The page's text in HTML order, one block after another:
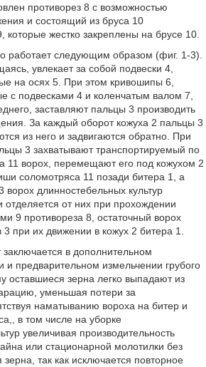
противорез 8 с возможностью
и состоящий из бруса 10
жестко закреплены на брусе 10.
работает следующим образом (фиг. 1-3).
увлекает за собой подвески 4,
на осях 5. При этом кривошипы 6,
с подвесками 4 и коленчатым валом 7,
заставляют пальцы 3 производить
За каждый оборот кожуха 2 пальцы 3
из него и задвигаются обратно. При
3 захватывают транспортируемый по
11 ворох, перемещают его под кожухом 2
соломотряса 11 позади битера 1, а
длинностебельных культур
отделяется от них при прохождении
9 противореза 8, остаточный ворох
3 при их движении в кожух 2 битера 1.
заключается в дополнительном
и предварительном измельчении грубого
оставшиеся зерна легко выпадают из
уменьшая потери за
наматыванию вороха на битер и
в том числе на уборке
увеличивая производительность
или стационарной молотилки без
так как исключается повторное